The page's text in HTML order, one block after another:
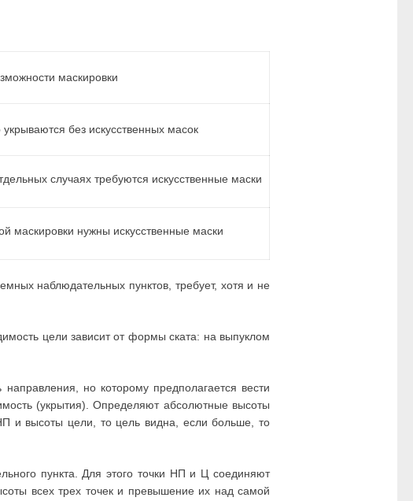
маскировки
без искусственных масок
случаях требуются искусственные маски
маскировки нужны искусственные маски
наблюдательных пунктов, требует, хотя и не
цели зависит от формы ската: на выпуклом
но которому предполагается вести
(укрытия). Определяют абсолютные высоты
и высоты цели, то цель видна, если больше, то
пункта. Для этого точки НП и Ц соединяют
всех трех точек и превышение их над самой